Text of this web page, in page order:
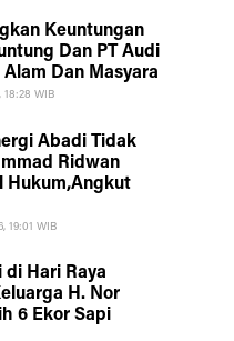
Keuntungan
Dan PT Audi
Dan Masyara
18:28 WIB
Abadi Tidak
Ridwan
Hukum,Angkut
19:01 WIB
Hari Raya
H. Nor
6 Ekor Sapi